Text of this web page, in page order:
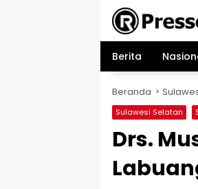
Berita
Beranda
Sulawesi Selatan
Drs.